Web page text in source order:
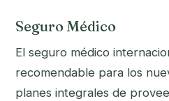
Seguro Médico
El seguro médico
recomendable para los
planes integrales de